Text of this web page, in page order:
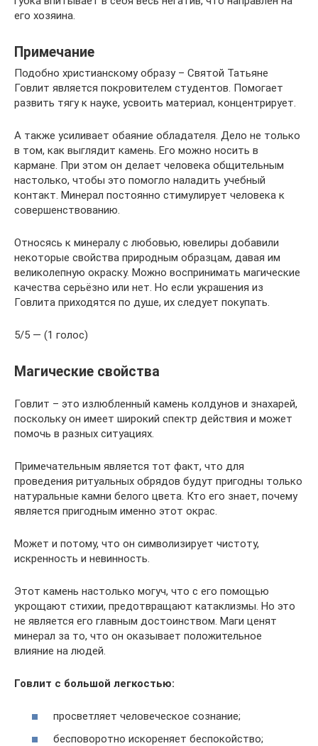
его хозяина.
Примечание
Подобно христианскому образу – Святой Татьяне
Говлит является покровителем студентов. Помогает
развить тягу к науке, усвоить материал, концентрирует.
А также усиливает обаяние обладателя. Дело не только
в том, как выглядит камень. Его можно носить в
кармане. При этом он делает человека общительным
настолько, чтобы это помогло наладить учебный
контакт. Минерал постоянно стимулирует человека к
совершенствованию.
Относясь к минералу с любовью, ювелиры добавили
некоторые свойства природным образцам, давая им
великолепную окраску. Можно воспринимать магические
качества серьёзно или нет. Но если украшения из
Говлита приходятся по душе, их следует покупать.
5/5 — (1 голос)
Магические свойства
Говлит – это излюбленный камень колдунов и знахарей,
поскольку он имеет широкий спектр действия и может
помочь в разных ситуациях.
Примечательным является тот факт, что для
проведения ритуальных обрядов будут пригодны только
натуральные камни белого цвета. Кто его знает, почему
является пригодным именно этот окрас.
Может и потому, что он символизирует чистоту,
искренность и невинность.
Этот камень настолько могуч, что с его помощью
укрощают стихии, предотвращают катаклизмы. Но это
не является его главным достоинством. Маги ценят
минерал за то, что он оказывает положительное
влияние на людей.
Говлит с большой легкостью:
просветляет человеческое сознание;
бесповоротно искореняет беспокойство;